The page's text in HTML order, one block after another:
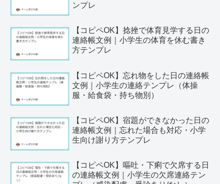
ンプレ
【コピペOK】捻挫で体育見学する日の
連絡帳文例｜小学生の体育を休む書き
方テンプレ
【コピペOK】忘れ物をした日の連絡帳
文例｜小学生の連絡テンプレ（体操
服・給食袋・持ち物別）
【コピペOK】宿題ができなかった日の
連絡帳文例｜忘れた場合も対応・小学
生向け謝り方テンプレ
【コピペOK】嘔吐・下痢で欠席する日
の連絡帳文例｜小学生の欠席連絡テン